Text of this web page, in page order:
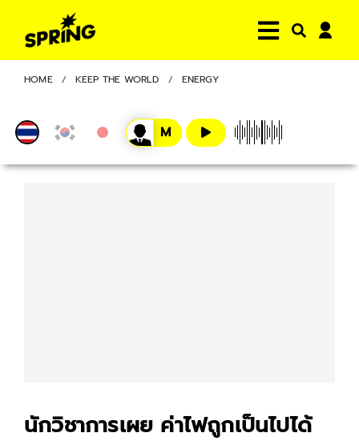
HOME KEEP THE WORLD ENERGY
นักวิชาการเผย ค่าไฟถูกเป็นไปได้